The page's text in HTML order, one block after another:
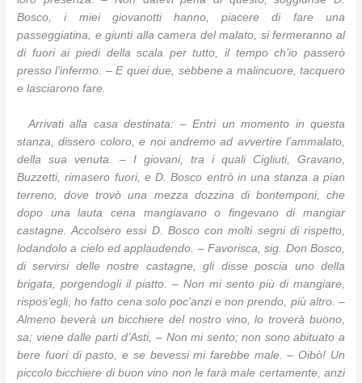
Bosco, i miei giovanotti hanno, piacere di fare una
passeggiatina, e giunti alla camera del malato, si fermeranno al
di fuori ai piedi della scala per tutto, il tempo ch’io passerò
presso l’infermo. – E quei due, sebbene a malincuore, tacquero
e lasciarono fare.
Arrivati alla casa destinata: – Entri un momento in questa
stanza, dissero coloro, e noi andremo ad avvertire l’ammalato,
della sua venuta. – I giovani, tra i quali Cigliuti, Gravano,
Buzzetti, rimasero fuori, e D. Bosco entrò in una stanza a pian
terreno, dove trovò una mezza dozzina di bontemponi, che
dopo una lauta cena mangiavano o fingevano di mangiar
castagne. Accolsero essi D. Bosco con molti segni di rispetto,
lodandolo a cielo ed applaudendo. – Favorisca, sig. Don Bosco,
di servirsi delle nostre castagne, gli disse poscia uno della
brigata, porgendogli il piatto. – Non mi sento più di mangiare,
rispos’egli; ho fatto cena solo poc’anzi e non prendo, più altro. –
Almeno beverà un bicchiere del nostro vino, lo troverà buono,
sa; viene dalle parti d’Asti, – Non mi sento; non sono abituato a
bere fuori di pasto, e se bevessi mi farebbe male. – Oibò! Un
piccolo bicchiere di buon vino non le farà male certamente, anzi